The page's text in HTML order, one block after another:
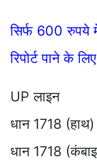
सिर्फ 600 रुपये
रिपोर्ट पाने के
UP लाइन
धान 1718
धान 1718